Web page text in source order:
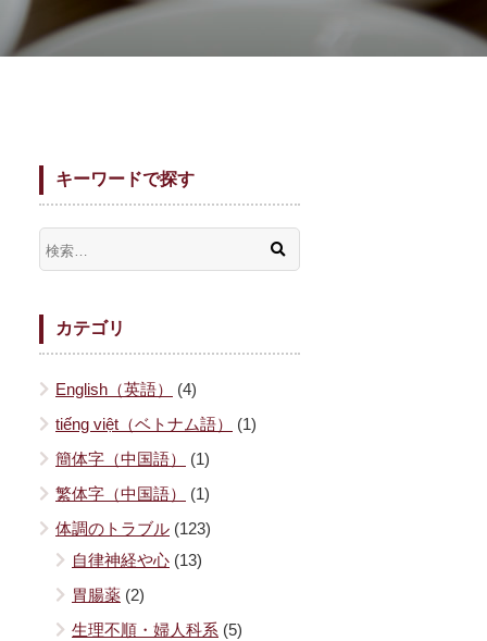
キーワードで探す
カテゴリ
English（英語）
(4)
tiếng việt（ベトナム語）
(1)
簡体字（中国語）
(1)
繁体字（中国語）
(1)
体調のトラブル (123)
自律神経や心 (13)
胃腸薬 (2)
生理不順・婦人科系 (5)